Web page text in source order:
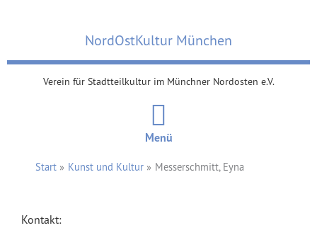
NordOstKultur München
Verein für Stadtteilkultur im Münchner Nordosten e.V.
Menü
Start Kunst und Kultur Messerschmitt, Eyna
Kontakt: